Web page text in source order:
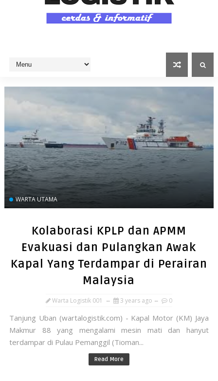
WARTA UTAMA
Kolaborasi KPLP dan APMM
Evakuasi dan Pulangkan Awak
Kapal Yang Terdampar di Perairan
Malaysia
Warta Logistik 001 3 years ago 0
Tanjung Uban (wartalogistik.com) - Kapal Motor (KM) Jaya
Makmur 88 yang mengalami mesin mati dan hanyut
terdampar di Pulau Pemanggil (Tioman...
Read More